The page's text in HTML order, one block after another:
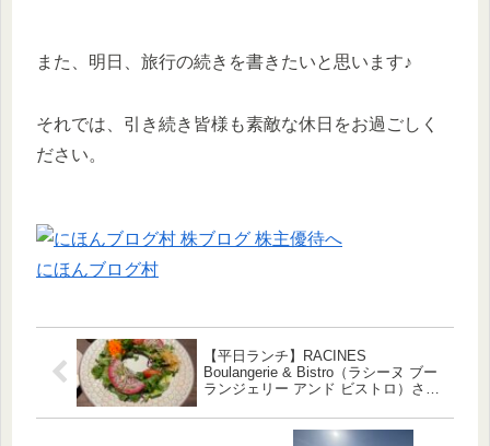
また、明日、旅行の続きを書きたいと思います♪
それでは、引き続き皆様も素敵な休日をお過ごしく
ださい。
にほんブログ村
【平日ランチ】RACINES
Boulangerie & Bistro（ラシーヌ ブー
ランジェリー アンド ビストロ）さん